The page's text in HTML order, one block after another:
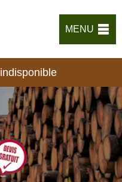
MENU
indisponible